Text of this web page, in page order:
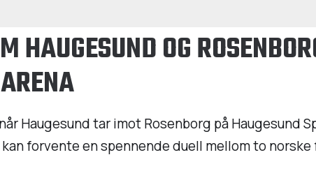
HAUGESUND OG
Haugesund tar imot Rosenborg på Haugesund
kan forvente en spennende duell mellom to